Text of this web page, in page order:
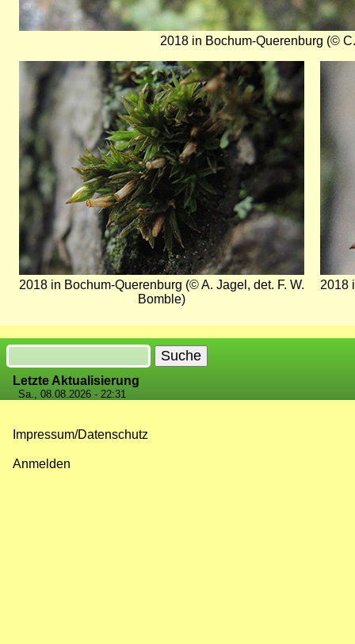
2018 in Bochum-Querenburg (©
2018 in Bochum-Querenburg (© A. Jagel, det. F. W.
Bomble)
Bild
2018
Suche
Letzte Aktualisierung
Sa., 08.08.2026 - 22:31
Impressum/Datenschutz
Anmelden